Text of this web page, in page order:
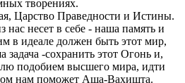
творениях.
Царство Праведности и Истины.
несет в себе - наша память и
в идеале должен быть этот мир,
задача -сохранить этот Огонь и,
подобием высшего мира, идти
нам поможет Аша-Вахишта.